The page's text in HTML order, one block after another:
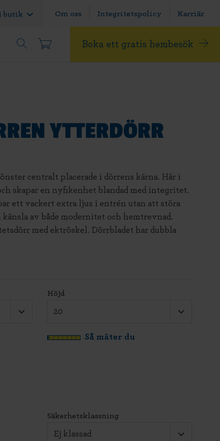
butik Om oss Integritetspolicy Karriär
Boka ett gratis hembesök
YTTERDÖRR
centralt placerade i dörrens kärna. Här i
skapar en nyfikenhet blandad med integritet.
ett vackert extra ljus i entrén utan att störa
av både modernitet och hemtrevnad.
med ektröskel. Dörrbladet har dubbla
Höjd
Så mäter du
Säkerhetsklassning